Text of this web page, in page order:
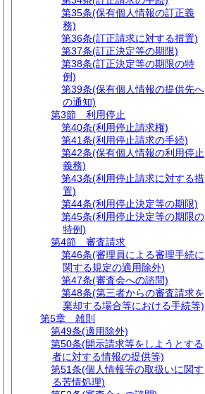
第35条(保有個人情報の訂正義
務)
第36条(訂正請求に対する措置)
第37条(訂正決定等の期限)
第38条(訂正決定等の期限の特
例)
第39条(保有個人情報の提供先へ
の通知)
第3節
利用停止
第40条(利用停止請求権)
第41条(利用停止請求の手続)
第42条(保有個人情報の利用停止
義務)
第43条(利用停止請求に対する措
置)
第44条(利用停止決定等の期限)
第45条(利用停止決定等の期限の
特例)
第4節
審査請求
第46条(審理員による審理手続に
関する規定の適用除外)
第47条(審査会への諮問)
第48条(第三者からの審査請求を
棄却する場合等における手続等)
第5章
雑則
第49条(適用除外)
第50条(開示請求等をしようとする
者に対する情報の提供等)
第51条(個人情報等の取扱いに関す
る苦情処理)